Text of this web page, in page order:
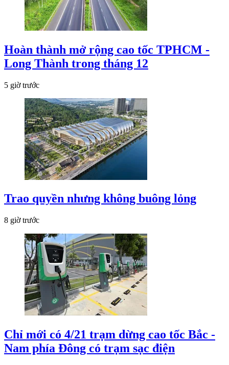
Hoàn thành mở rộng cao tốc TPHCM -
Long Thành trong tháng 12
5 giờ trước
Trao quyền nhưng không buông lỏng
8 giờ trước
Chỉ mới có 4/21 trạm dừng cao tốc Bắc -
Nam phía Đông có trạm sạc điện